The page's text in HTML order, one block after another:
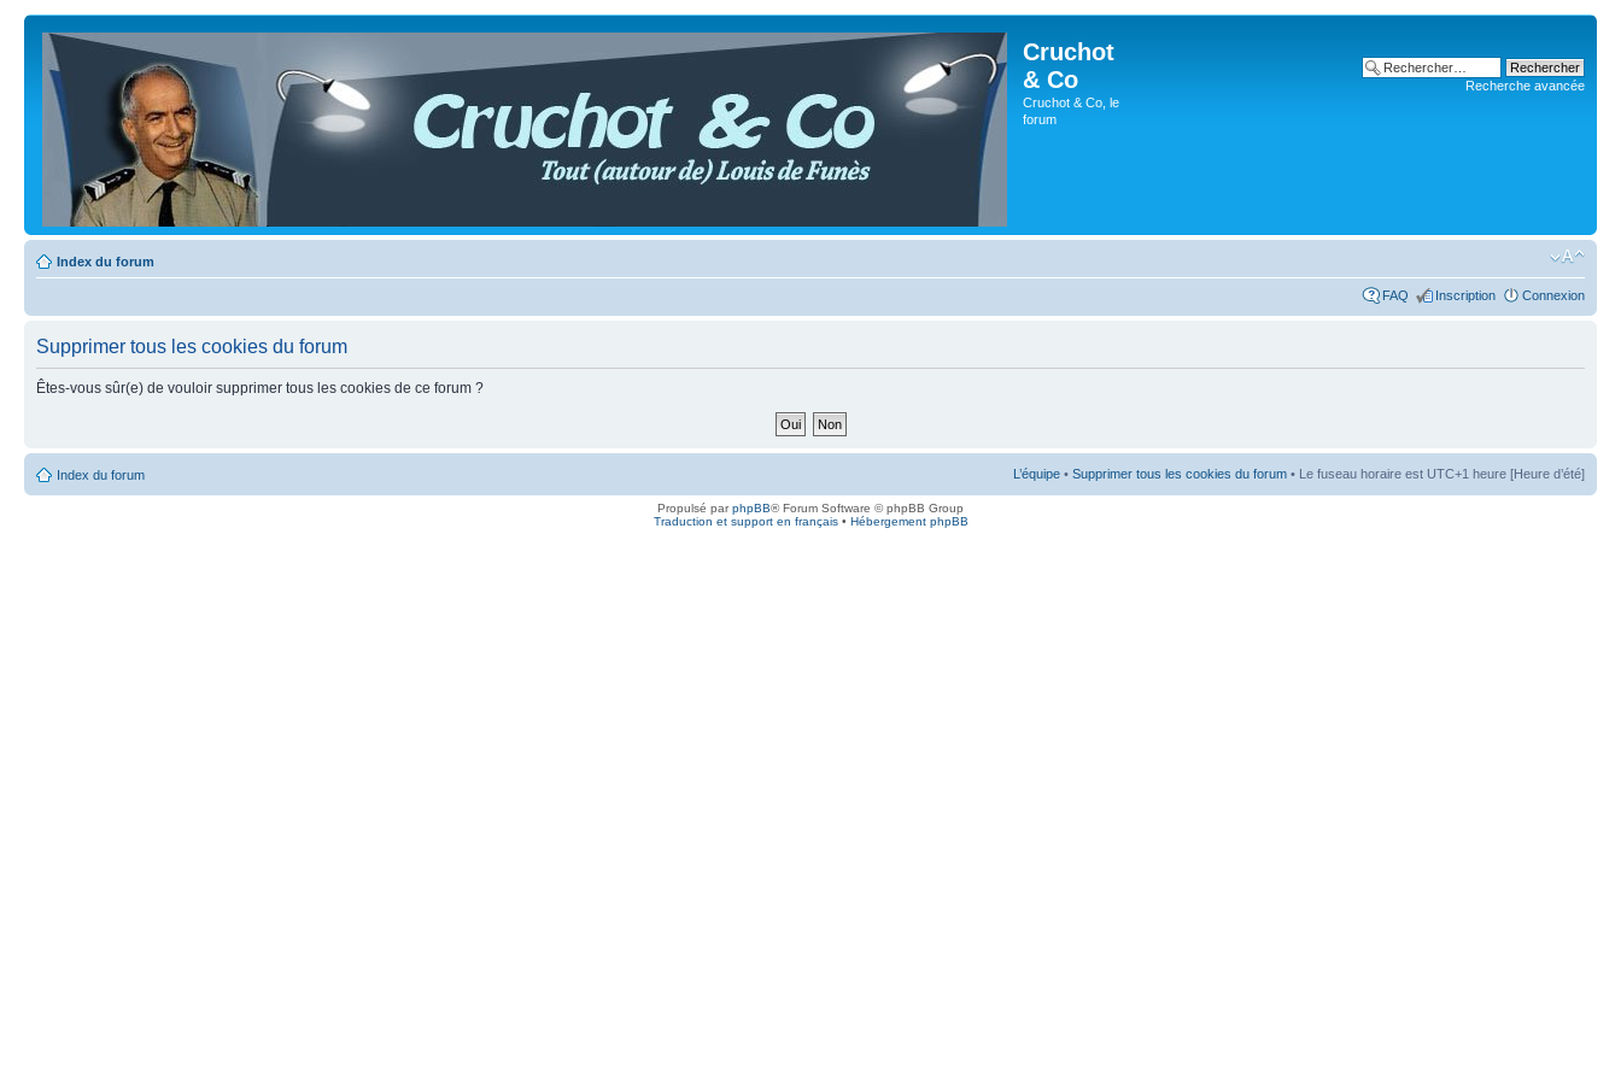
Cruchot
& Co
Cruchot & Co, le
forum
Recherche avancée
Index du forum
FAQ Inscription Connexion
Supprimer tous les cookies du forum
Êtes-vous sûr(e) de vouloir supprimer tous les cookies de ce forum ?
Index du forum L’équipe • Supprimer tous les cookies du forum • Le fuseau horaire est UTC+1 heure [Heure d’été]
Propulsé parphpBB® Forum Software © phpBB Group
Traduction et support en français• Hébergement phpBB